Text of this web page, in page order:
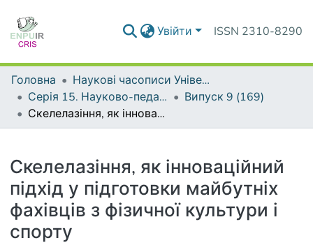
Увійти ISSN 2310-8290
Головна
Наукові часописи Університету
Серія 15. Науково-педагогічні проблеми фізичної культури (фізична культура і спорт)
Випуск 9 (169)
Скелелазіння, як інноваційний підхід у підготовки майбутніх фахівців з фізичної культури і спорту
Скелелазіння, як інноваційний
підхід у підготовки майбутніх
фахівців з фізичної культури і
спорту